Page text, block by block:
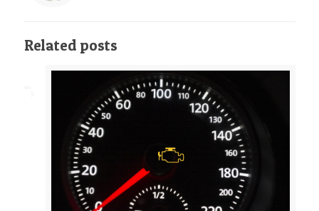
Related posts